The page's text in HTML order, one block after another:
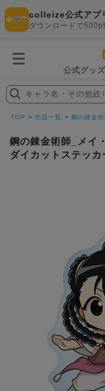
colleize公式アプ
ダウンロードで500pt
公式グッ
探
す
キャラ名・その他絞
TOP 作品一覧 鋼の錬金術
鋼の錬金術師_メイ
ダイカットステッカ